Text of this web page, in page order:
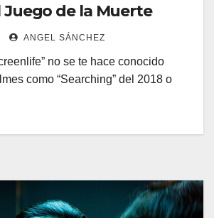
Juego de la Muerte
ANGEL SÁNCHEZ
no se te hace conocido
como “Searching” del 2018 o